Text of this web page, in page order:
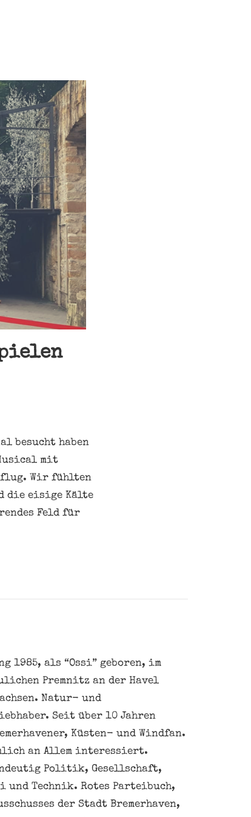
besucht haben
mit
Wir fühlten
die eisige Kälte
Feld für
1985, als “Ossi” geboren, im
Premnitz an der Havel
Natur- und
Seit über 10 Jahren
Küsten- und Windfan.
an Allem interessiert.
Politik, Gesellschaft,
und Technik. Rotes Parteibuch,
der Stadt Bremerhaven,